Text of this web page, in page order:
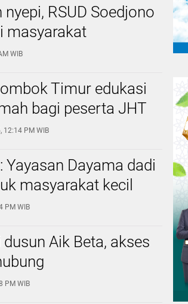
RSUD Soedjono
masyarakat
WIB
Timur edukasi
bagi peserta JHT
12:14 PM WIB
Dayama dadi
masyarakat kecil
PM WIB
Aik Beta, akses
PM WIB